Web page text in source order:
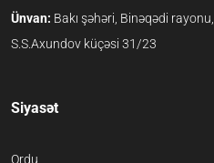
Ünvan: Bakı şəhəri, Binəqədi rayonu,
S.S.Axundov küçəsi 31/23
Siyasət
Ordu